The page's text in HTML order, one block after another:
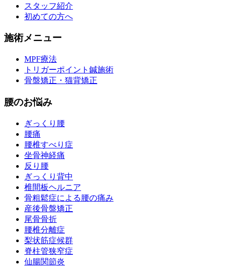
スタッフ紹介
初めての方へ
施術メニュー
MPF療法
トリガーポイント鍼施術
骨盤矯正・猫背矯正
腰のお悩み
ぎっくり腰
腰痛
腰椎すべり症
坐骨神経痛
反り腰
ぎっくり背中
椎間板ヘルニア
骨粗鬆症による腰の痛み
産後骨盤矯正
尾骨骨折
腰椎分離症
梨状筋症候群
脊柱管狭窄症
仙腸関節炎